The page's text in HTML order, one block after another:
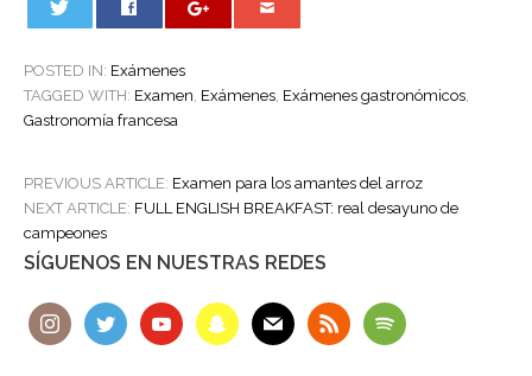
POSTED IN: Exámenes
TAGGED WITH: Examen, Exámenes, Exámenes gastronómicos,
Gastronomía francesa
POST
NAVIGATION
PREVIOUS ARTICLE: Examen para los amantes del arroz
NEXT ARTICLE: FULL ENGLISH BREAKFAST: real desayuno de
campeones
SÍGUENOS EN NUESTRAS REDES